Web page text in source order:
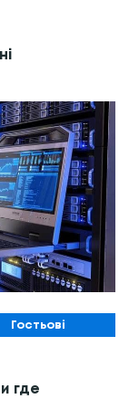
Гостьові
где